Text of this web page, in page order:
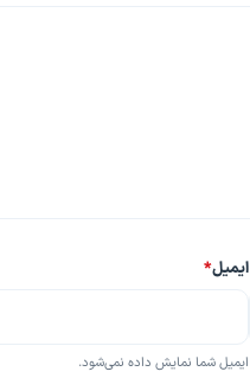
ایمیل*
ایمیل شما نمایش داده نمی‌شود.